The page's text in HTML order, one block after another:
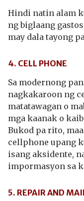
Hindi natin alam
ng biglaang
may dala tayong
4. CELL PHONE
Sa modernong
nagkakaroon ng
matatawagan o
mga kaanak o
Bukod pa rito,
cellphone upang
isang aksidente,
impormasyon sa
5. REPAIR AND